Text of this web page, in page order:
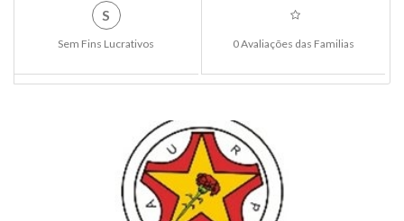
S
Sem Fins Lucrativos 0 Avaliações das Familias